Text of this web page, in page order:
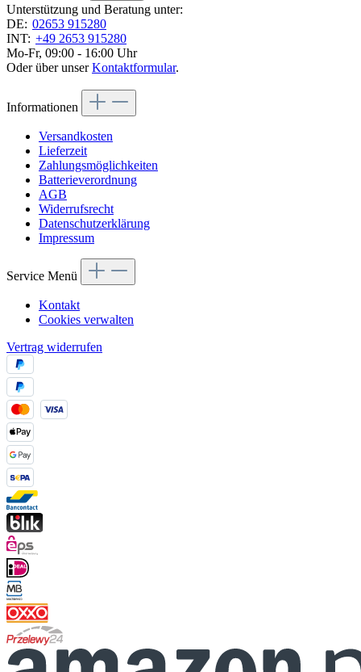
Unterstützung und Beratung unter:
DE: 02653 915280
INT: +49 2653 915280
Mo-Fr, 09:00 - 16:00 Uhr
Oder über unserKontaktformular.
Informationen
Versandkosten
Lieferzeit
Zahlungsmöglichkeiten
Batterieverordnung
AGB
Widerrufsrecht
Datenschutzerklärung
Impressum
Service Menü
Kontakt
Cookies verwalten
Vertrag widerrufen